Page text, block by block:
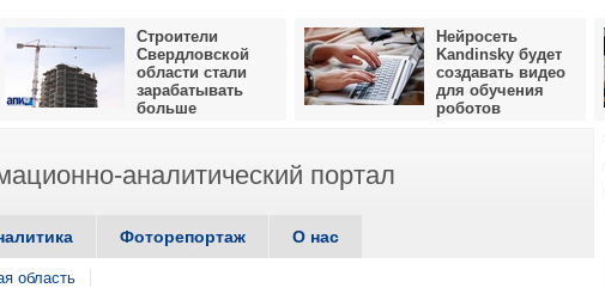
Строители
Свердловской
области стали
зарабатывать
больше
Нейросеть
Kandinsky будет
создавать видео
для обучения
роботов
аналитический портал
Фоторепортаж О нас
область